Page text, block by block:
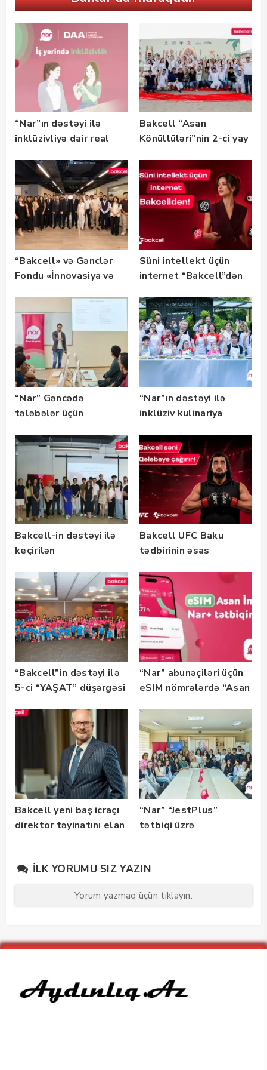
“Nar”ın dəstəyi ilə
inklüzivliyə dair real
təqdim edilir
Bakcell “Asan
Könüllüləri”nin 2-ci yay
olub — FOTO
“Bakcell» və Gənclər
Fondu «İnnovasiya və
təqaüd proqramının
qalibləri ilə görüş
keçirib
Süni intellekt üçün
internet “Bakcell”dən
“Nar” Gəncədə
tələbələr üçün
təlimləri təşkil edib
“Nar”ın dəstəyi ilə
inklüziv kulinariya
keçirilib — Fotolar
Bakcell-in dəstəyi ilə
keçirilən
Bootcamp” başladı
Bakcell UFC Baku
tədbirinin əsas
“Bakcell”in dəstəyi ilə
5-ci “YAŞAT” düşərgəsi
“Nar” abunəçiləri üçün
eSIM nömrələrdə “Asan
istifadəyə verildi
Bakcell yeni baş icraçı
direktor təyinatını elan
“Nar” “JestPlus”
tətbiqi üzrə
İLK YORUMU SIZ YAZIN
Yorum yazmaq üçün tıklayın.